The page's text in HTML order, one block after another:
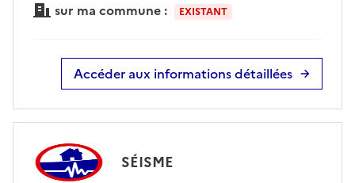
sur ma commune : EXISTANT
Accéder aux informations détaillées
SÉISME